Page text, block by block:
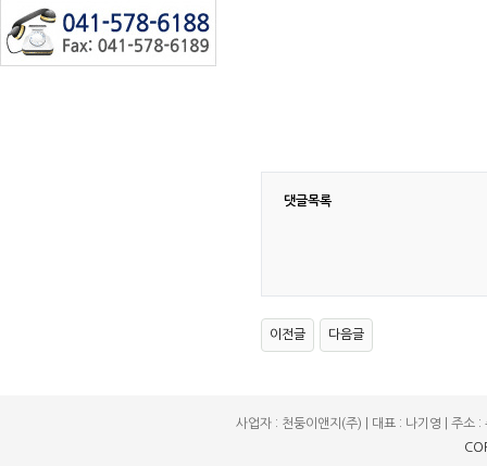
댓글목록
이전글 다음글
사업자 : 천둥이앤지(주) | 대표 : 나기영 | 주